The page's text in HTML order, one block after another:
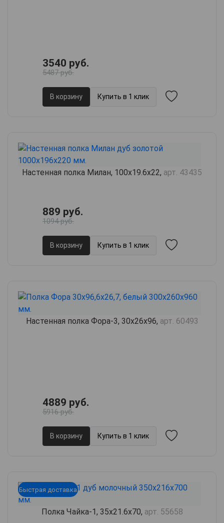
3540 руб.
5487 руб.
В корзину Купить в 1 клик
Настенная полка Милан, 100х19.6х22, арт. 43435
889 руб.
1094 руб.
В корзину Купить в 1 клик
Настенная полка Фора-3, 30х26х96, арт. 60493
4889 руб.
5916 руб.
В корзину Купить в 1 клик
Быстрая доставка
Полка Чайка-1, 35х21.6х70, арт. 55658